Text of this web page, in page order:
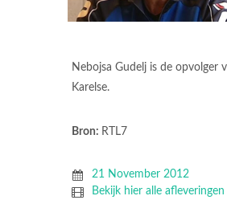
Nebojsa Gudelj is de opvolger
Karelse.
Bron: RTL7
21 November 2012
Bekijk hier alle afleveringen